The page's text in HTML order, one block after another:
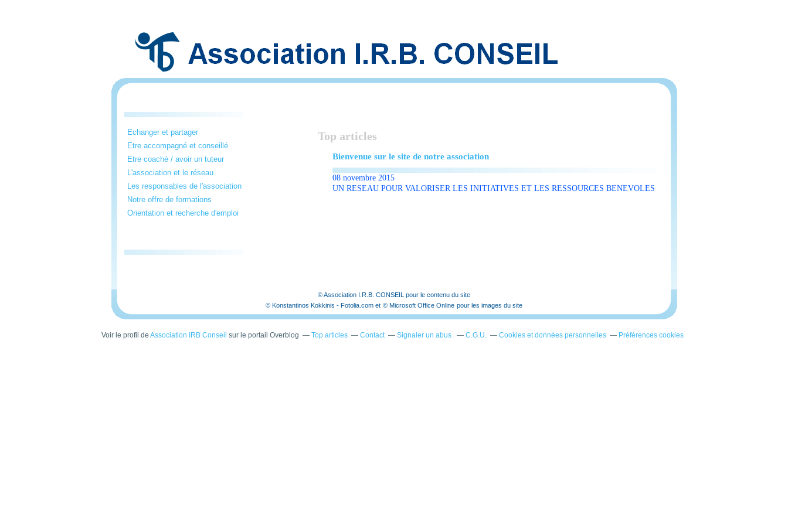
Echanger et partager
Etre accompagné et conseillé
Etre coaché / avoir un tuteur
L'association et le réseau
Les responsables de l'association
Notre offre de formations
Orientation et recherche d'emploi
Top articles
Bienvenue sur le site de notre association
08 novembre 2015
UN RESEAU POUR VALORISER LES INITIATIVES ET LES RESSOURCES BENEVOLES
© Association I.R.B. CONSEIL pour le contenu du site
© Konstantinos Kokkinis - Fotolia.com et © Microsoft Office Online pour les images du site
Voir le profil de Association IRB Conseil sur le portail Overblog Top articles Contact Signaler un abus C.G.U. Cookies et données personnelles Préférences cookies